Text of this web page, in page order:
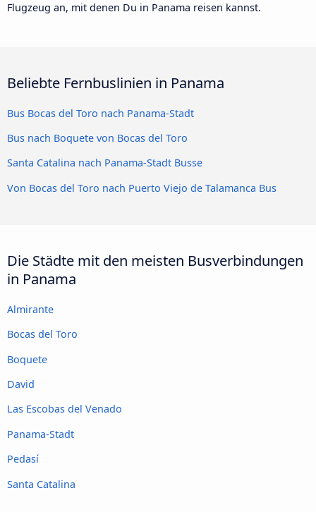
Flugzeug an, mit denen Du in Panama reisen kannst.
Beliebte Fernbuslinien in Panama
Bus Bocas del Toro nach Panama-Stadt
Bus nach Boquete von Bocas del Toro
Santa Catalina nach Panama-Stadt Busse
Von Bocas del Toro nach Puerto Viejo de Talamanca Bus
Die Städte mit den meisten Busverbindungen
in Panama
Almirante
Bocas del Toro
Boquete
David
Las Escobas del Venado
Panama-Stadt
Pedasí
Santa Catalina